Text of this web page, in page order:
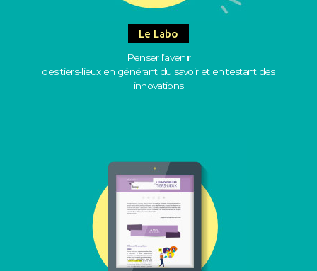
Le Labo
Penser l’avenir
des tiers-lieux en générant du savoir et en testant des
innovations